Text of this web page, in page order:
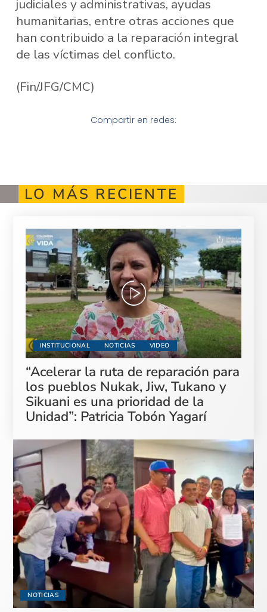
judiciales y administrativas, ayudas
humanitarias, entre otras acciones que
han contribuido a la reparación integral
de las víctimas del conflicto.
(Fin/JFG/CMC)
Compartir en redes:
LO MÁS RECIENTE
INSTITUCIONAL NOTICIAS VIDEO
“Acelerar la ruta de reparación para
los pueblos Nukak, Jiw, Tukano y
Sikuani es una prioridad de la
Unidad”: Patricia Tobón Yagarí
NOTICIAS